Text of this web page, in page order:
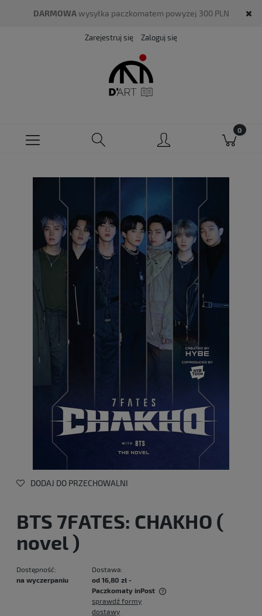
DARMOWAwysyłka paczkomatem powyżej 300 PLN
Zarejestruj się Zaloguj się
DODAJ DO PRZECHOWALNI
BTS 7FATES: CHAKHO (
novel )
Dostępność:
na wyczerpaniu
Dostawa:
od 16,80 zł -
Paczkomaty inPost
Cena nie zawiera ewentualnych kosztów płatności
sprawdź formy
dostawy